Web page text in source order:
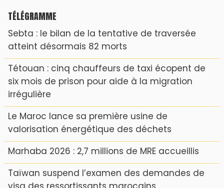
TÉLÉGRAMME
Sebta : le bilan de la tentative de traversée
atteint désormais 82 morts
Tétouan : cinq chauffeurs de taxi écopent de
six mois de prison pour aide à la migration
irrégulière
Le Maroc lance sa première usine de
valorisation énergétique des déchets
Marhaba 2026 : 2,7 millions de MRE accueillis
Taïwan suspend l’examen des demandes de